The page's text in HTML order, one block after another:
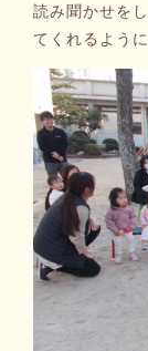
読み聞かせを
てくれるよう